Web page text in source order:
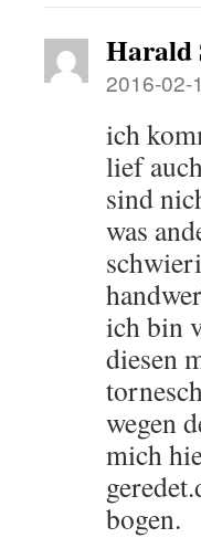
Harald
2016-02-
ich
lief
sind
was
ich bin
diesen
wegen
mich
bogen.